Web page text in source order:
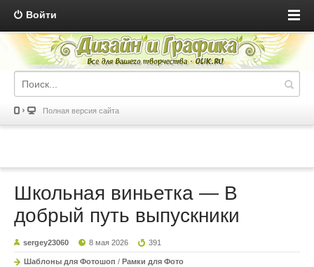
Войти
Полная версия сайта
Школьная виньетка — В
добрый путь выпускники
sergey23060 8 мая 2026 391
Шаблоны для Фотошоп / Рамки для Фото